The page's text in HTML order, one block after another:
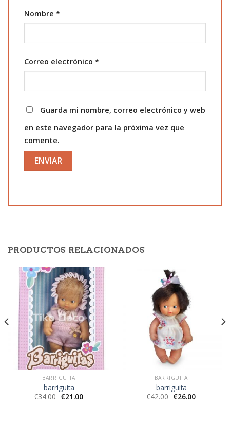
Nombre *
Correo electrónico *
Guarda mi nombre, correo electrónico y web
en este navegador para la próxima vez que
comente.
PRODUCTOS RELACIONADOS
BARRIGUITA
barriguita
€34.00 €21.00
BARRIGUITA
barriguita
€42.00 €26.00